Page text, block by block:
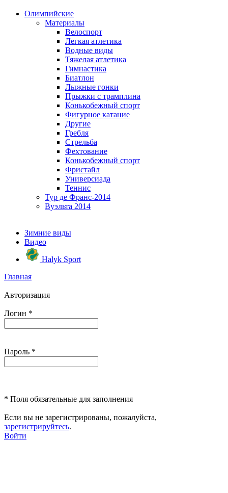
Олимпийские
Материалы
Велоспорт
Легкая атлетика
Водные виды
Тяжелая атлетика
Гимнастика
Биатлон
Лыжные гонки
Прыжки с трамплина
Конькобежный спорт
Фигурное катание
Другие
Гребля
Стрельба
Фехтование
Конькобежный спорт
Фристайл
Универсиада
Теннис
Тур де Франс-2014
Вуэльта 2014
Зимние виды
Видео
Halyk Sport
Главная
Авторизация
Логин *
Пароль *
* Поля обязательные для заполнения
Если вы не зарегистрированы, пожалуйста,
зарегистрируйтесь.
Войти